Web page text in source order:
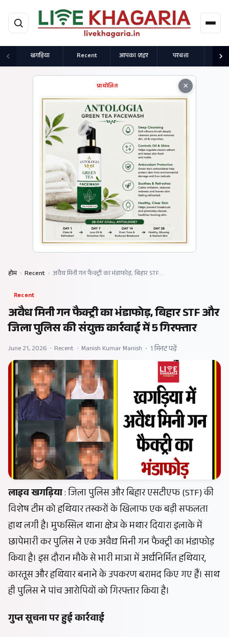
मुख्य सामग्री पर जाएं
खगड़िया Recent आपका शहर परबत्ता
×
प्रायोजित
होम › Recent › अवैध मिनी गन फैक्ट्री का भंडाफोड़, बिहार STF…
Recent
अवैध मिनी गन फैक्ट्री का भंडाफोड़, बिहार STF और
जिला पुलिस की संयुक्त कार्रवाई में 5 गिरफ्तार
June 21, 2026 • Recent • Manish Kumar Manish • 1 मिनट पढ़ें
लाइव खगड़िया: जिला पुलिस और बिहार एसटीएफ (STF) की
विशेष टीम को हथियार तस्करों के खिलाफ एक बड़ी सफलता
हाथ लगी है। मुफस्सिल थाना क्षेत्र के मथार दियारा इलाके में
छापेमारी कर पुलिस ने एक अवैध मिनी गन फैक्ट्री का भंडाफोड़
किया है। इस दौरान मौके से भारी मात्रा में अर्धनिर्मित हथियार,
कारतूस और हथियार बनाने के उपकरण बरामद किए गए हैं। साथ
ही पुलिस ने पांच आरोपियों को गिरफ्तार किया है।
गुप्त सूचना पर हुई कार्रवाई